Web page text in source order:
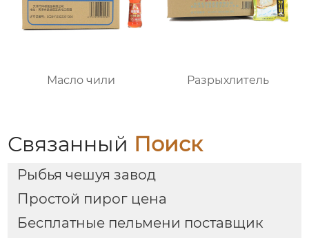
Масло чили Разрыхлитель
Связанный Поиск
Рыбья чешуя завод
Простой пирог цена
Бесплатные пельмени поставщик